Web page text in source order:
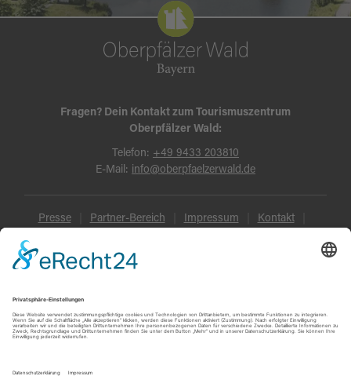
Fragen? Dein Kontakt zum Tourismuszentrum
Oberpfälzer Wald:
Telefon: +49 9433 203810
E-Mail: info@oberpfaelzerwald.de
Presse Partner-Bereich Impressum Kontakt
Datenschutz